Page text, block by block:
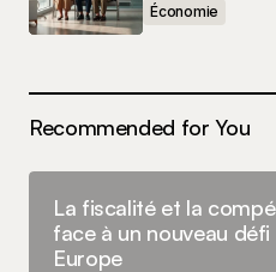
Économie
Recommended for You
La fiscalité et la
face à un nouveau
Europe